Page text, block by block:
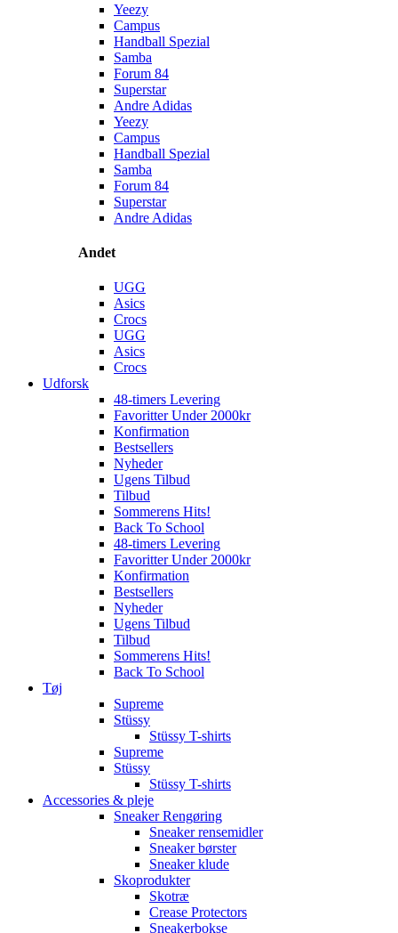
Yeezy
Campus
Handball Spezial
Samba
Forum 84
Superstar
Andre Adidas
Yeezy
Campus
Handball Spezial
Samba
Forum 84
Superstar
Andre Adidas
Andet
UGG
Asics
Crocs
UGG
Asics
Crocs
Udforsk
48-timers Levering
Favoritter Under 2000kr
Konfirmation
Bestsellers
Nyheder
Ugens Tilbud
Tilbud
Sommerens Hits!
Back To School
48-timers Levering
Favoritter Under 2000kr
Konfirmation
Bestsellers
Nyheder
Ugens Tilbud
Tilbud
Sommerens Hits!
Back To School
Tøj
Supreme
Stüssy
Stüssy T-shirts
Supreme
Stüssy
Stüssy T-shirts
Accessories & pleje
Sneaker Rengøring
Sneaker rensemidler
Sneaker børster
Sneaker klude
Skoprodukter
Skotræ
Crease Protectors
Sneakerbokse